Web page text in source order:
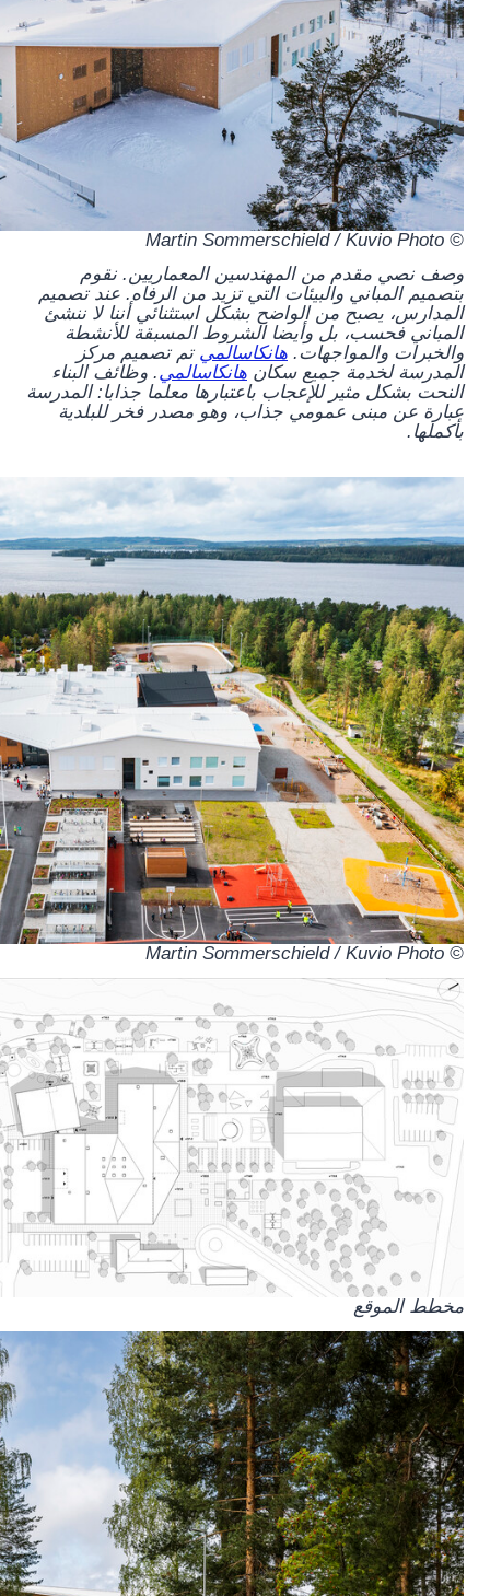
© Martin Sommerschield / Kuvio Photo
وصف نصي مقدم من المهندسين المعماريين. نقوم
بتصميم المباني والبيئات التي تزيد من الرفاه. عند تصميم
المدارس، يصبح من الواضح بشكل استثنائي أننا لا ننشئ
المباني فحسب، بل وأيضا الشروط المسبقة للأنشطة
والخبرات والمواجهات. هانكاسالمي تم تصميم مركز
المدرسة لخدمة جميع سكان هانكاسالمي. وظائف البناء
النحت بشكل مثير للإعجاب باعتبارها معلما جذابا: المدرسة
عبارة عن مبنى عمومي جذاب، وهو مصدر فخر للبلدية
بأكملها.
© Martin Sommerschield / Kuvio Photo
مخطط الموقع